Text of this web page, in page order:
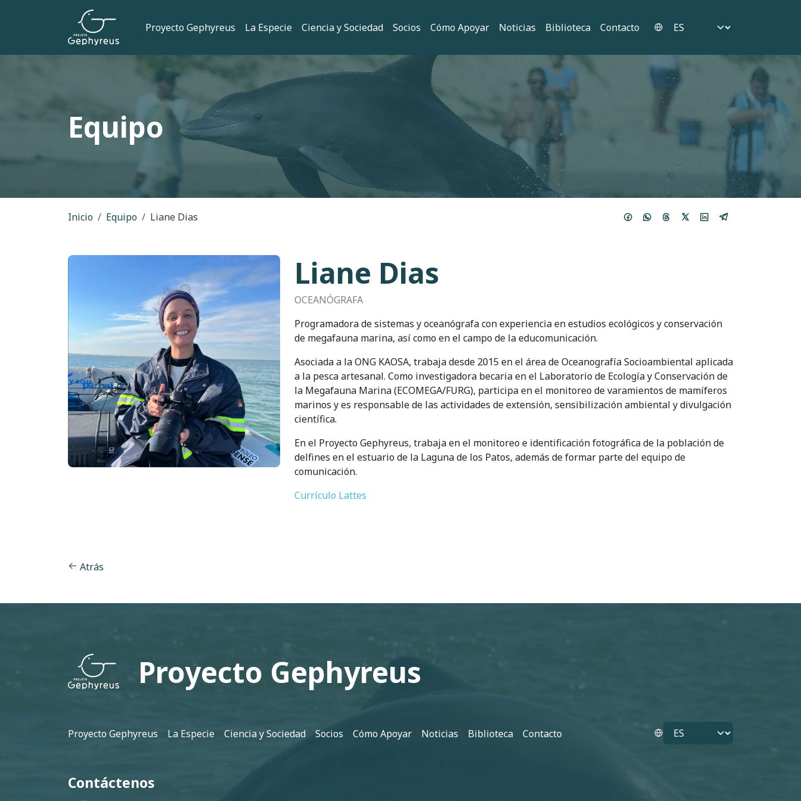
Pasar al contenido principal
Navegación principal
Proyecto Gephyreus La Especie Ciencia y Sociedad Socios Cómo Apoyar Noticias Biblioteca Contacto Select your language
Equipo
Ruta de navegación
Inicio Equipo Liane Dias
Imagem Liane Dias
OCEANÓGRAFA
Programadora de sistemas y oceanógrafa con experiencia en estudios ecológicos y conservación
de megafauna marina, así como en el campo de la educomunicación.
Asociada a la ONG KAOSA, trabaja desde 2015 en el área de Oceanografía Socioambiental aplicada
a la pesca artesanal. Como investigadora becaria en el Laboratorio de Ecología y Conservación de
la Megafauna Marina (ECOMEGA/FURG), participa en el monitoreo de varamientos de mamíferos
marinos y es responsable de las actividades de extensión, sensibilización ambiental y divulgación
científica.
En el Proyecto Gephyreus, trabaja en el monitoreo e identificación fotográfica de la población de
delfines en el estuario de la Laguna de los Patos, además de formar parte del equipo de
comunicación.
Currículo Lattes
Atrás
Proyecto Gephyreus
Pie de página
Proyecto Gephyreus La Especie Ciencia y Sociedad Socios Cómo Apoyar Noticias Biblioteca Contacto Select your language
Contáctenos